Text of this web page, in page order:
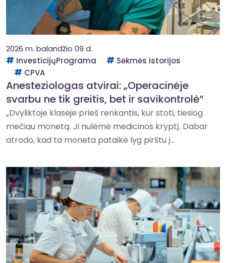
2026 m. balandžio 09 d.
InvesticijųPrograma
Sėkmės istorijos
CPVA
Anesteziologas atvirai: „Operacinėje
svarbu ne tik greitis, bet ir savikontrolė“
„Dvyliktoje klasėje prieš renkantis, kur stoti, tiesiog
mečiau monetą. Ji nulėmė medicinos kryptį. Dabar
atrodo, kad ta moneta pataikė lyg pirštu į...